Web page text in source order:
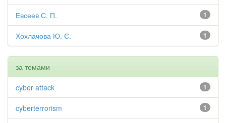
1
Евсеев С. П.
1
Хохлачова Ю. Є.
за темами
1
cyber attack
1
cyberterrorism